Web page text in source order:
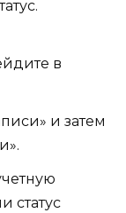
в
и затем
статус